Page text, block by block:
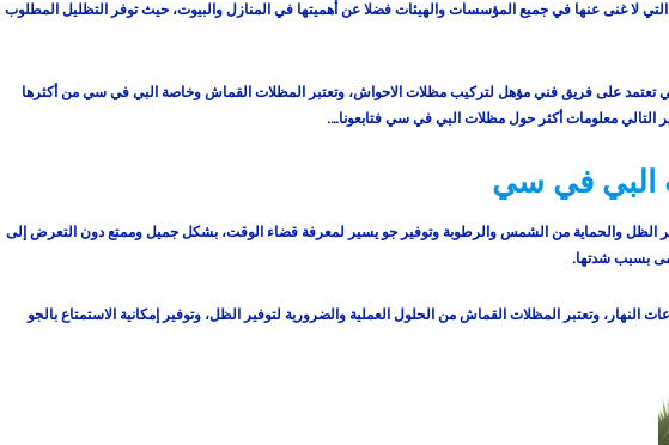
لا غنى عنها في جميع المؤسسات والهيئات فضلا عن أهميتها في المنازل والبيوت، حيث توفر التظليل المطلوب
تعتمد على فريق فني مؤهل لتركيب مظلات الاحواش، وتعتبر المظلات القماش وخاصة البي في سي من أكثرها
التالي معلومات أكثر حول مظلات البي في سي فتابعونا….
البي في سي
الظل والحماية من الشمس والرطوبة وتوفير جو يسير لمعرفة قضاء الوقت، بشكل جميل وممتع دون التعرض إلى
بسبب شدتها.
وتعتبر المظلات القماش من الحلول العملية والضرورية لتوفير الظل، وتوفير إمكانية الاستمتاع بالجو